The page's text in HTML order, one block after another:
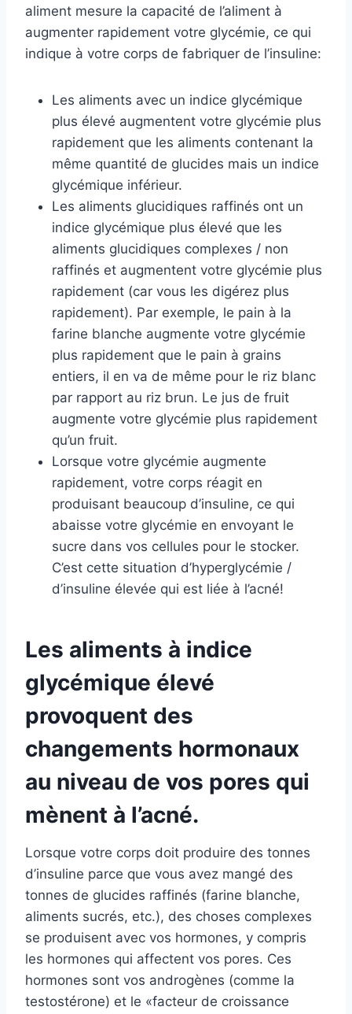
aliment mesure la capacité de l’aliment à
augmenter rapidement votre glycémie, ce qui
indique à votre corps de fabriquer de l’insuline:
Les aliments avec un indice glycémique
plus élevé augmentent votre glycémie plus
rapidement que les aliments contenant la
même quantité de glucides mais un indice
glycémique inférieur.
Les aliments glucidiques raffinés ont un
indice glycémique plus élevé que les
aliments glucidiques complexes / non
raffinés et augmentent votre glycémie plus
rapidement (car vous les digérez plus
rapidement). Par exemple, le pain à la
farine blanche augmente votre glycémie
plus rapidement que le pain à grains
entiers, il en va de même pour le riz blanc
par rapport au riz brun. Le jus de fruit
augmente votre glycémie plus rapidement
qu’un fruit.
Lorsque votre glycémie augmente
rapidement, votre corps réagit en
produisant beaucoup d’insuline, ce qui
abaisse votre glycémie en envoyant le
sucre dans vos cellules pour le stocker.
C’est cette situation d’hyperglycémie /
d’insuline élevée qui est liée à l’acné!
Les aliments à indice
glycémique élevé
provoquent des
changements hormonaux
au niveau de vos pores qui
mènent à l’acné.
Lorsque votre corps doit produire des tonnes
d’insuline parce que vous avez mangé des
tonnes de glucides raffinés (farine blanche,
aliments sucrés, etc.), des choses complexes
se produisent avec vos hormones, y compris
les hormones qui affectent vos pores. Ces
hormones sont vos androgènes (comme la
testostérone) et le «facteur de croissance